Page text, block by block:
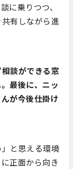
に乗りつつ、
有しながら進
談ができる窓
最後に、ニッ
が今後仕掛け
と思える環境
正面から向き